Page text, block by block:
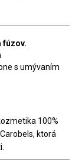
fúzov.
s umývaním
100%
ktorá